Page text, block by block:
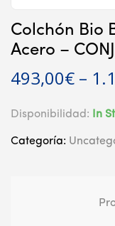
Colchón Bio
Acero –
493,00€ –
Disponibilidad: In
Categoría: